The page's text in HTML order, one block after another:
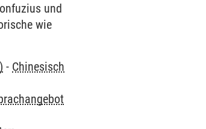
und
wie
- Chinesisch